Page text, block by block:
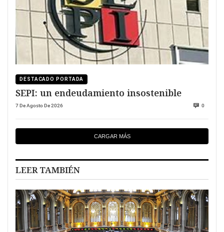
DESTACADO PORTADA
SEPI: un endeudamiento insostenible
7 De Agosto De 2026 0
CARGAR MÁS
LEER TAMBIÉN